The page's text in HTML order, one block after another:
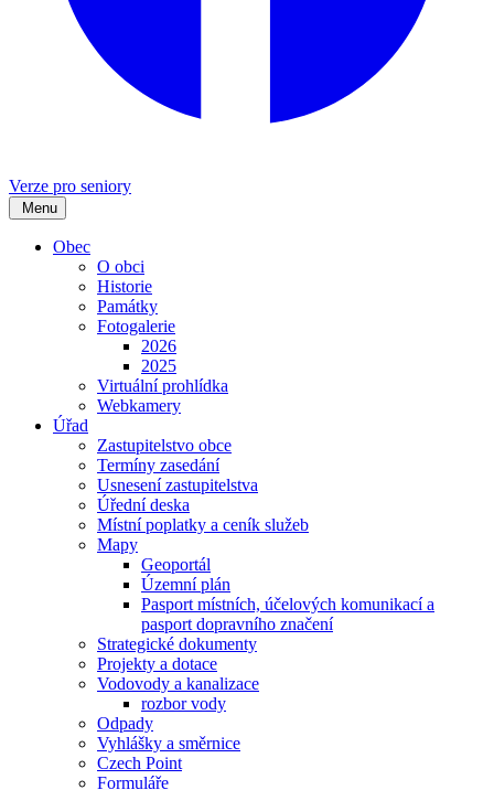
Verze pro seniory
Menu
Obec
O obci
Historie
Památky
Fotogalerie
2026
2025
Virtuální prohlídka
Webkamery
Úřad
Zastupitelstvo obce
Termíny zasedání
Usnesení zastupitelstva
Úřední deska
Místní poplatky a ceník služeb
Mapy
Geoportál
Územní plán
Pasport místních, účelových komunikací a
pasport dopravního značení
Strategické dokumenty
Projekty a dotace
Vodovody a kanalizace
rozbor vody
Odpady
Vyhlášky a směrnice
Czech Point
Formuláře